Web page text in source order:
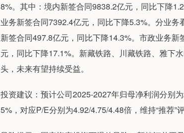
8%。其中：境内新签合同9838.2亿元，同比下降
业务新签合同7392.4亿元，同比下降5.3%。分业
新签合同497.8亿元，同比下降14.3%。市政业务
元，同比下降17.1%。新藏铁路、川藏铁路、雅下
头，未来有望持续受益。
投资建议：预计公司2025-2027年归母净利润分别
5%，对应P/E分别为4.92/4.75/4.48倍，维持“推荐”评